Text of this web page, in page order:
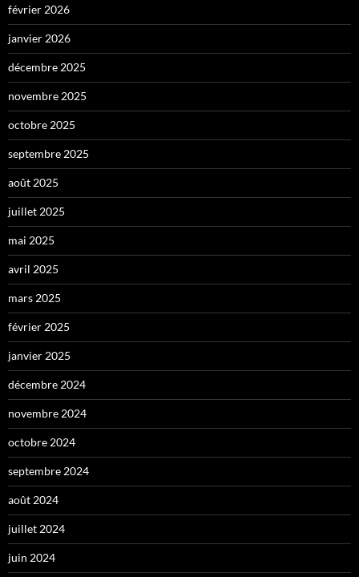
février 2026
janvier 2026
décembre 2025
novembre 2025
octobre 2025
septembre 2025
août 2025
juillet 2025
mai 2025
avril 2025
mars 2025
février 2025
janvier 2025
décembre 2024
novembre 2024
octobre 2024
septembre 2024
août 2024
juillet 2024
juin 2024